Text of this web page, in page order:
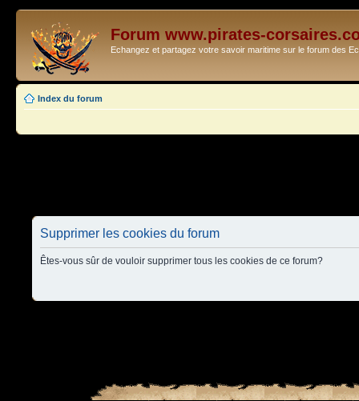
Forum www.pirates-
Echangez et partagez votre savoir maritime sur le forum des
Index du forum
Supprimer les cookies du forum
Êtes-vous sûr de vouloir supprimer tous les cookies de ce forum?